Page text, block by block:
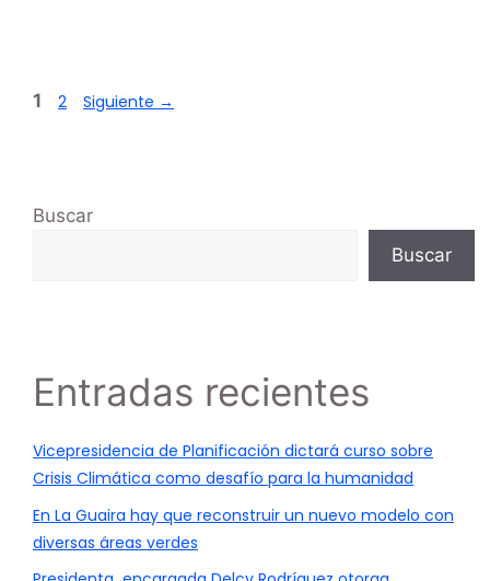
1 2 Siguiente →
Buscar
Buscar
Entradas recientes
Vicepresidencia de Planificación dictará curso sobre
Crisis Climática como desafío para la humanidad
En La Guaira hay que reconstruir un nuevo modelo con
diversas áreas verdes